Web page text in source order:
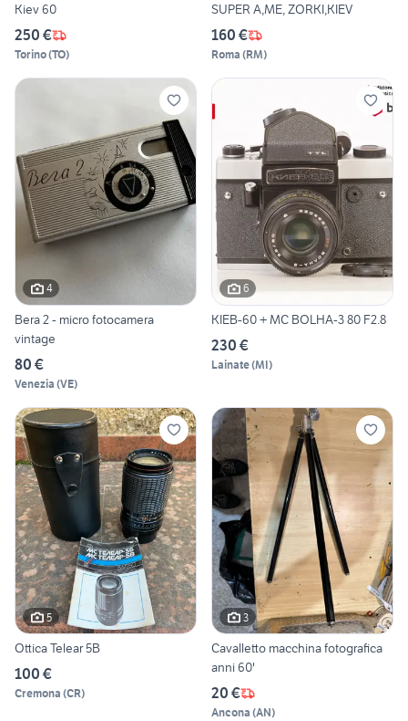
Kiev 60
250 €
Torino(TO)
SUPER A,ME, ZORKI,KIEV
160 €
Roma (RM)
4
Bera 2 - micro fotocamera
vintage
80 €
Venezia (VE)
6
KIEB-60 + MC BOLHA-3 80 F2.8
230 €
Lainate(MI)
5
Ottica Telear 5B
100 €
Cremona (CR)
3
Cavalletto macchina fotografica
anni 60'
20 €
Ancona (AN)